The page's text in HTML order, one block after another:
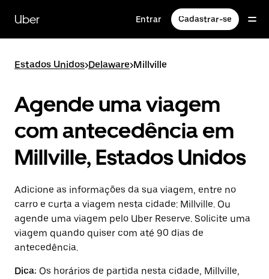
para
conteúdo
Uber Entrar Cadastrar-se
Estados Unidos>Delaware>Millville
Agende uma viagem
com antecedência em
Millville, Estados Unidos
Adicione as informações da sua viagem, entre no
carro e curta a viagem nesta cidade: Millville. Ou
agende uma viagem pelo Uber Reserve. Solicite uma
viagem quando quiser com até 90 dias de
antecedência.
Dica: Os horários de partida nesta cidade, Millville,